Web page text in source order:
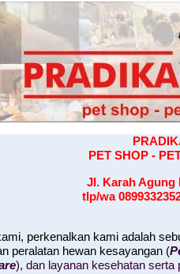
PET SHOP -
Jl. Karah Agung
tlp/wa
perkenalkan kami adalah
peralatan hewan kesayangan (
), dan layanan kesehatan